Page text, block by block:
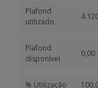
Plafond
utilizado
Plafond
disponível
0,00
% Utilização